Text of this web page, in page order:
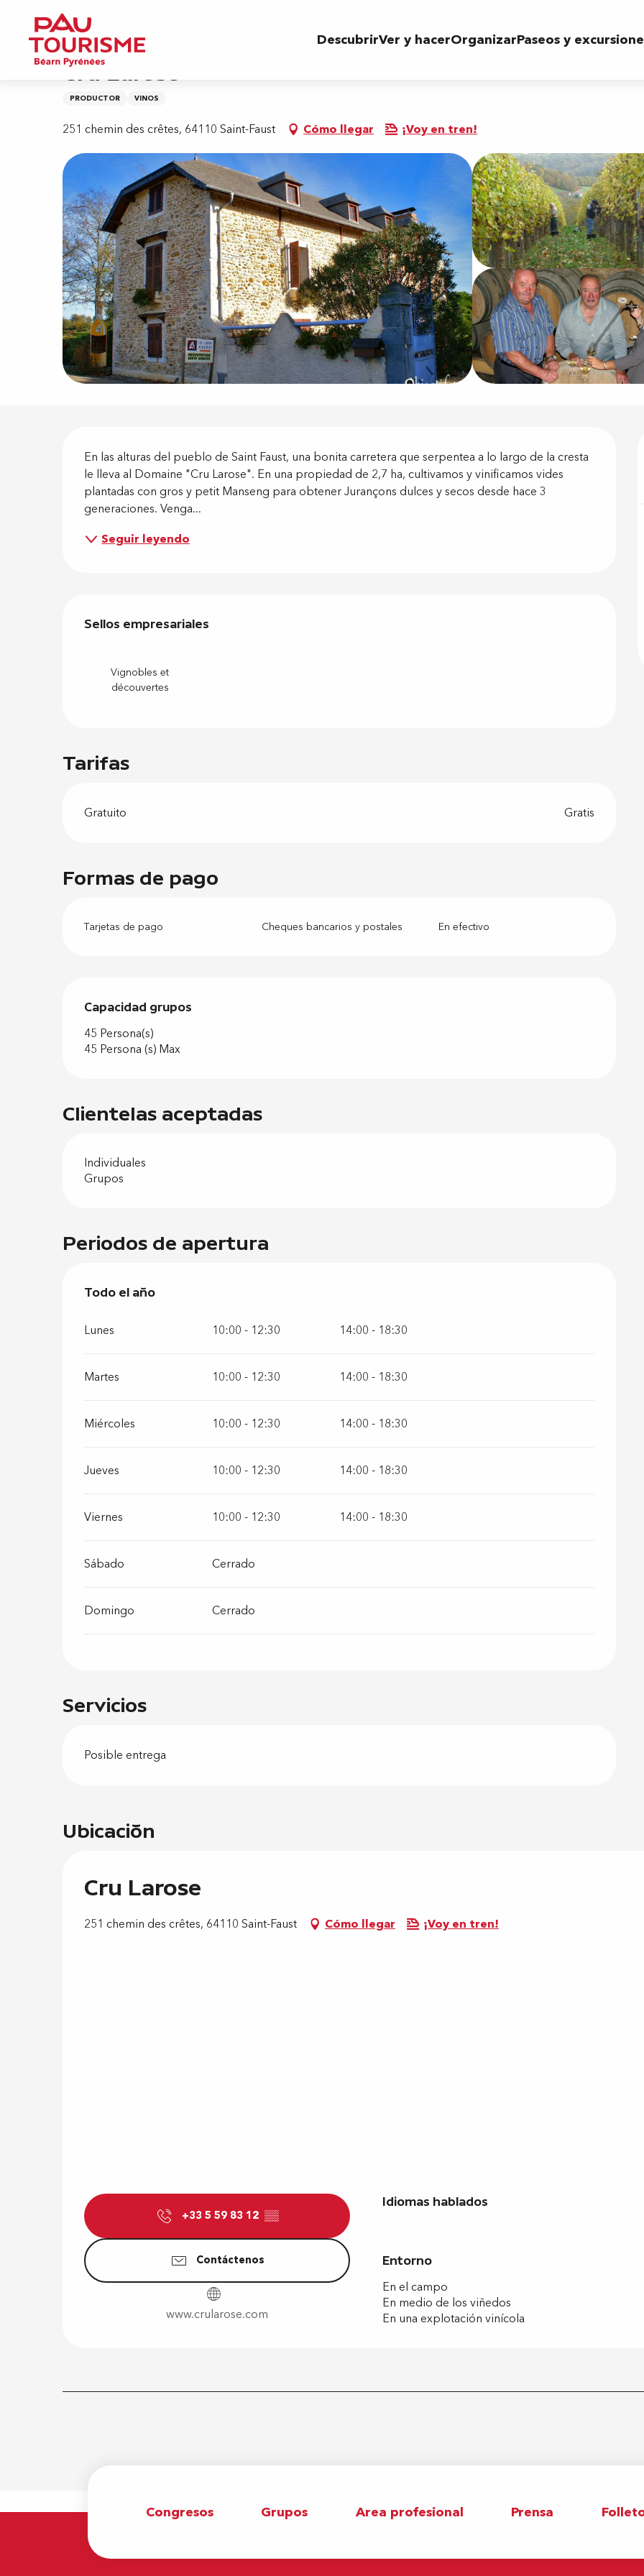
contenu
principal
DescubrirVer y hacerOrganizarPaseos y
Inicio
Cru Larose
PRODUCTOR VINOS
251 chemin des crêtes, 64110 Saint-Faust Cómo llegar ¡Voy en tren!
Descripción
En las alturas del pueblo de Saint Faust, una bonita carretera que serpentea a lo largo de la cresta
le lleva al Domaine "Cru Larose". En una propiedad de 2,7 ha, cultivamos y vinificamos vides
plantadas con gros y petit Manseng para obtener Jurançons dulces y secos desde hace 3
generaciones. Venga...
Seguir leyendo
Servicios
Posible entrega
Oferta de prestaciones
Sellos empresariales
Sellos empresariales
Vignobles et
découvertes
Tarifas
Gratuito Gratis
Formas de pago
Tarjetas de pago Cheques bancarios y postales En efectivo
Capacidad grupos
Capacidad grupos
45 Persona(s)
45 Persona (s) Max
Clientelas aceptadas
Individuales
Grupos
Periodos de apertura
Todo el año
Todo el año
Lunes 10:00 - 12:30 14:00 - 18:30
Martes 10:00 - 12:30 14:00 - 18:30
Miércoles 10:00 - 12:30 14:00 - 18:30
Jueves 10:00 - 12:30 14:00 - 18:30
Viernes 10:00 - 12:30 14:00 - 18:30
Sábado Cerrado
Domingo Cerrado
Ubicación
Cru Larose
251 chemin des crêtes, 64110 Saint-Faust Cómo llegar ¡Voy en tren!
+33 5 59 83 12 ▒▒
Contáctenos
www.crularose.com
Idiomas hablados
Idiomas hablados
Entorno
Entorno
En el campo
En medio de los viñedos
En una explotación vinícola
Congresos Grupos Area profesional Prensa